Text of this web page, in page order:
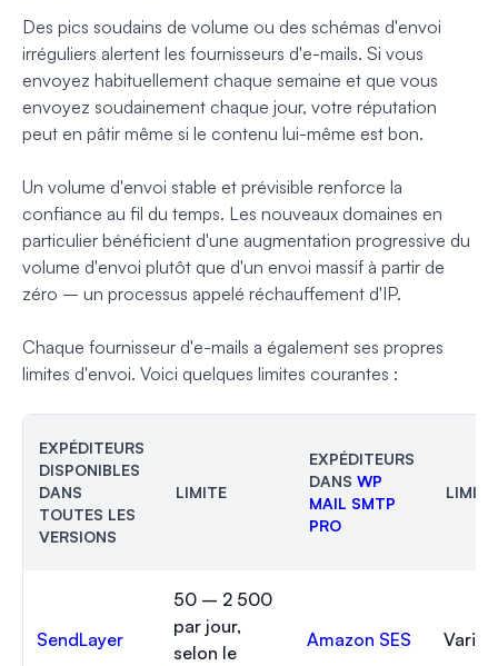
Des pics soudains de volume ou des schémas d'envoi
irréguliers alertent les fournisseurs d'e-mails. Si vous
envoyez habituellement chaque semaine et que vous
envoyez soudainement chaque jour, votre réputation
peut en pâtir même si le contenu lui-même est bon.
Un volume d'envoi stable et prévisible renforce la
confiance au fil du temps. Les nouveaux domaines en
particulier bénéficient d'une augmentation progressive du
volume d'envoi plutôt que d'un envoi massif à partir de
zéro – un processus appelé réchauffement d'IP.
Chaque fournisseur d'e-mails a également ses propres
limites d'envoi. Voici quelques limites courantes :
EXPÉDITEURS
DISPONIBLES
DANS
TOUTES LES
VERSIONS
LIMITE
EXPÉDITEURS
DANS WP
MAIL SMTP
PRO
LIMITE
SendLayer
50 – 2 500
par jour,
selon le
Amazon SES